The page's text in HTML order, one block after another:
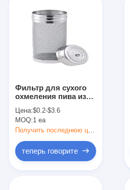
Фильтр для сухого
охмеления пива из
304 316 размером 18
см x 7 см с сеткой 300
микрон, картридж-
ситечко для хмеля
Цена:$0.2-$3.6
MOQ:1 ea
Получить последнюю цену
теперь говорите